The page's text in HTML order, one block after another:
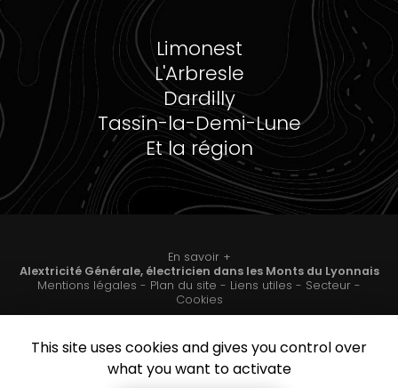
Limonest
L'Arbresle
Dardilly
Tassin-la-Demi-Lune
Et la région
En savoir +
Fermer
Notre savoir-faire : Électricien dans les Monts-du-
Alextricité Générale, électricien dans les Monts du Lyonnais
Mentions légales - Plan du site - Liens utiles - Secteur -
Cookies
Création et référencement de site Internet
Demande de Devis
This site uses cookies and gives you control over
what you want to activate